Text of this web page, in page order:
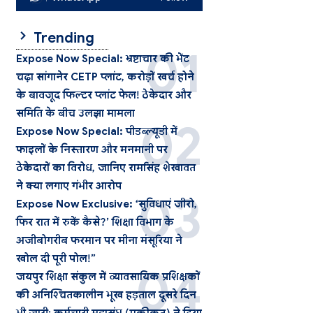
Trending
Expose Now Special: भ्रष्टाचार की भेंट
चढ़ा सांगानेर CETP प्लांट, करोड़ों खर्च होने
के बावजूद फिल्टर प्लांट फेल! ठेकेदार और
समिति के बीच उलझा मामला
Expose Now Special: पीडब्ल्यूडी में
फाइलों के निस्तारण और मनमानी पर
ठेकेदारों का विरोध, जानिए रामसिंह शेखावत
ने क्या लगाए गंभीर आरोप
Expose Now Exclusive: ‘सुविधाएं जीरो,
फिर रात में रुकें कैसे?’ शिक्षा विभाग के
अजीबोगरीब फरमान पर मीना मंसूरिया ने
खोल दी पूरी पोल!”
जयपुर शिक्षा संकुल में व्यावसायिक प्रशिक्षकों
की अनिश्चितकालीन भूख हड़ताल दूसरे दिन